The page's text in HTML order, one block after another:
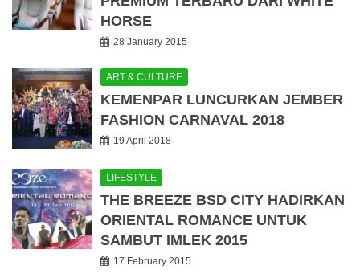
HORSE
28 January 2015
ART & CULTURE
KEMENPAR LUNCURKAN JEMBER
FASHION CARNAVAL 2018
19 April 2018
LIFESTYLE
THE BREEZE BSD CITY HADIRKAN
ORIENTAL ROMANCE UNTUK
SAMBUT IMLEK 2015
17 February 2015